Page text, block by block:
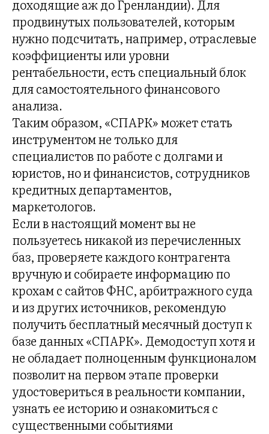
доходящие аж до Гренландии). Для
продвинутых пользователей, которым
нужно подсчитать, например, отраслевые
коэффициенты или уровни
рентабельности, есть специальный блок
для самостоятельного финансового
анализа.
Таким образом, «СПАРК» может стать
инструментом не только для
специалистов по работе с долгами и
юристов, но и финансистов, сотрудников
кредитных департаментов,
маркетологов.
Если в настоящий момент вы не
пользуетесь никакой из перечисленных
баз, проверяете каждого контрагента
вручную и собираете информацию по
крохам с сайтов ФНС, арбитражного суда
и из других источников, рекомендую
получить бесплатный месячный доступ к
базе данных «СПАРК». Демодоступ хотя и
не обладает полноценным функционалом
позволит на первом этапе проверки
удостовериться в реальности компании,
узнать ее историю и ознакомиться с
существенными событиями